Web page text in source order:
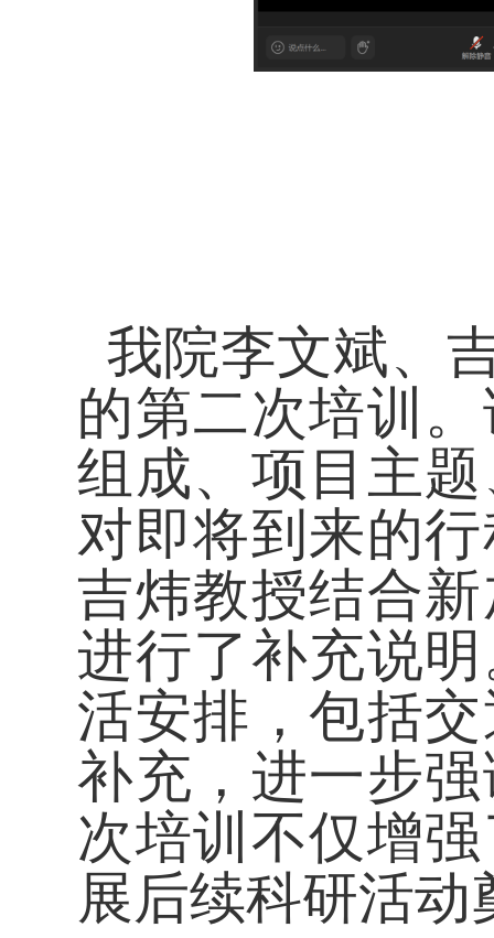
我院李文斌、
的第二次培训
组成、项目主
对即将到来的
吉炜教授结合
进行了补充说
活安排，包括
补充，进一步
次培训不仅增
展后续科研活